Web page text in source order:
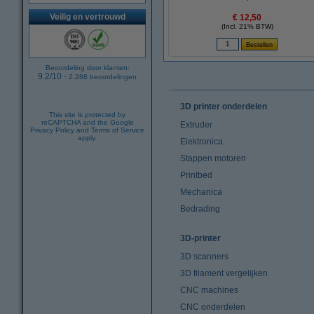
Veilig en vertrouwd
Beoordeling door klanten:
9.2/10 - 2.288 beoordelingen
This site is protected by
reCAPTCHA and the Google
Privacy Policy and Terms of Service
apply.
€ 12,50
(Incl. 21% BTW)
3D printer onderdelen
Extruder
Elektronica
Stappen motoren
Printbed
Mechanica
Bedrading
3D-printer
3D scanners
3D filament vergelijken
CNC machines
CNC onderdelen